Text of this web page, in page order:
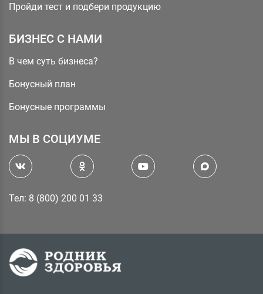
Пройди тест и подбери продукцию
БИЗНЕС С НАМИ
В чем суть бизнеса?
Бонусный план
Бонусные программы
МЫ В СОЦИУМЕ
Тел: 8 (800) 200 01 33